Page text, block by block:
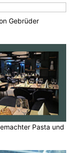
Gebrüder
Pasta und